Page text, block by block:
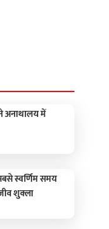
अनाथालय में
स्वर्णिम समय
शुक्ला